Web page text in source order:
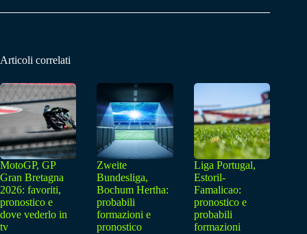
Articoli correlati
MotoGP, GP
Gran Bretagna
2026: favoriti,
pronostico e
dove vederlo in
tv
Zweite
Bundesliga,
Bochum Hertha:
probabili
formazioni e
pronostico
Liga Portugal,
Estoril-
Famalicao:
pronostico e
probabili
formazioni